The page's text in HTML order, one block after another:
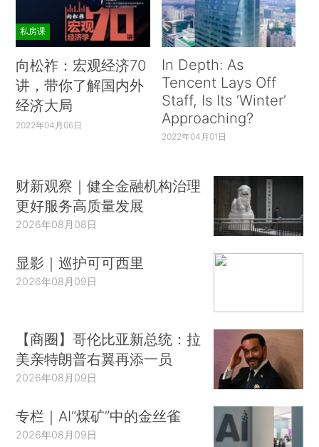
私房课
向松祚：宏观经济70
讲，带你了解国内外
经济大局
2022年04月06日
In Depth: As
Tencent Lays Off
Staff, Is Its ‘Winter’
Approaching?
2022年04月01日
财新观察｜健全金融机构治理
更好服务高质量发展
2026年08月08日
显影｜巡护可可西里
2026年08月09日
【商圈】哥伦比亚新总统：拉
美亲特朗普右翼再添一员
2026年08月09日
专栏｜AI“煤矿”中的金丝雀
2026年08月09日